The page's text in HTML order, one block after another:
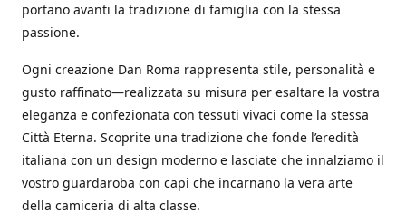
portano avanti la tradizione di famiglia con la stessa
passione.
Ogni creazione Dan Roma rappresenta stile, personalità e
gusto raffinato—realizzata su misura per esaltare la vostra
eleganza e confezionata con tessuti vivaci come la stessa
Città Eterna. Scoprite una tradizione che fonde l’eredità
italiana con un design moderno e lasciate che innalziamo il
vostro guardaroba con capi che incarnano la vera arte
della camiceria di alta classe.